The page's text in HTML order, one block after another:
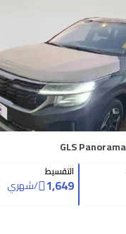
التقسيط
1,649
/شهري